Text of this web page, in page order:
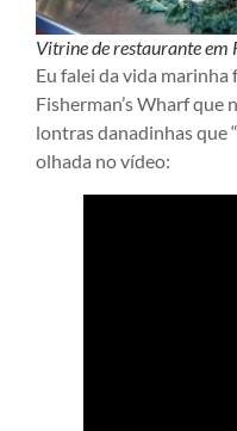
Vitrine de restaurante em
Eu falei da vida marinha
Fisherman’s Wharf que
lontras danadinhas que
olhada no vídeo: